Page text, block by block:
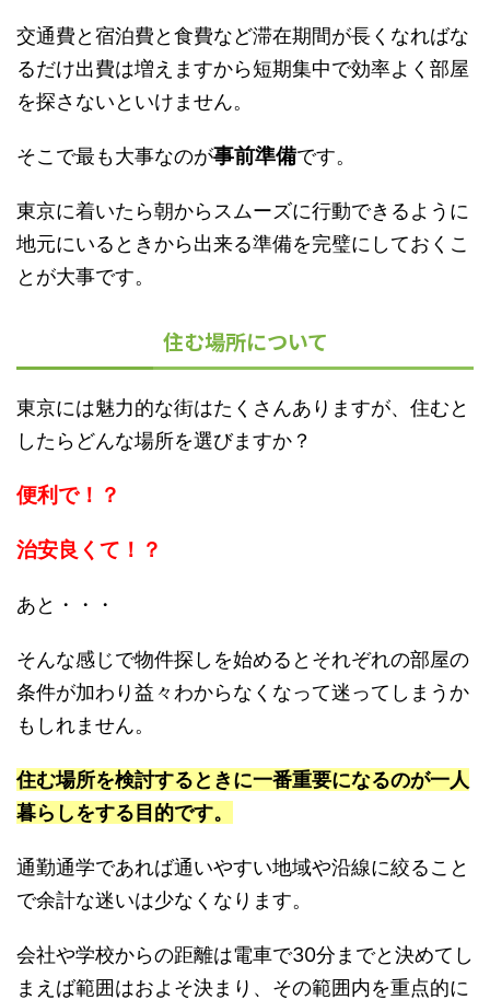
交通費と宿泊費と食費など滞在期間が長くなればな
るだけ出費は増えますから短期集中で効率よく部屋
を探さないといけません。
そこで最も大事なのが事前準備です。
東京に着いたら朝からスムーズに行動できるように
地元にいるときから出来る準備を完璧にしておくこ
とが大事です。
住む場所について
東京には魅力的な街はたくさんありますが、住むと
したらどんな場所を選びますか？
便利で！？
治安良くて！？
あと・・・
そんな感じで物件探しを始めるとそれぞれの部屋の
条件が加わり益々わからなくなって迷ってしまうか
もしれません。
住む場所を検討するときに一番重要になるのが一人
暮らしをする目的です。
通勤通学であれば通いやすい地域や沿線に絞ること
で余計な迷いは少なくなります。
会社や学校からの距離は電車で30分までと決めてし
まえば範囲はおよそ決まり、その範囲内を重点的に